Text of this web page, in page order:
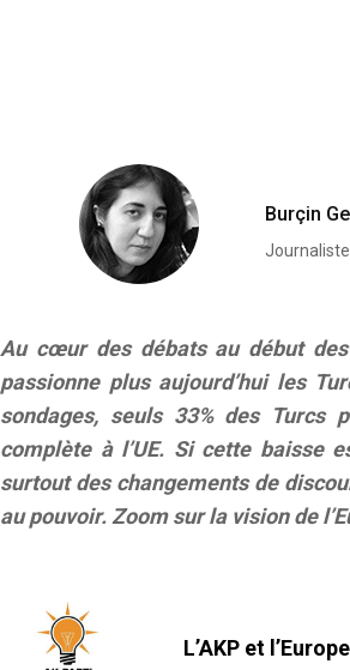
Burçin
Au cœur des débats au début
passionne plus aujourd’hui les
sondages, seuls 33% des Turcs
complète à l’UE. Si cette baisse
surtout des changements de
au pouvoir. Zoom sur la vision de
L’AKP et